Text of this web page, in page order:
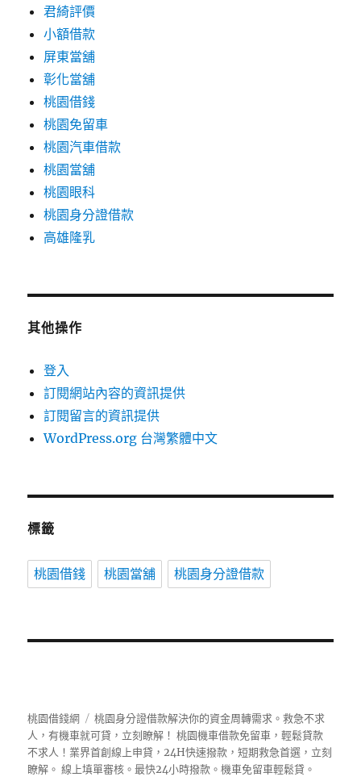
君綺評價
小額借款
屏東當舖
彰化當舖
桃園借錢
桃園免留車
桃園汽車借款
桃園當舖
桃園眼科
桃園身分證借款
高雄隆乳
其他操作
登入
訂閱網站內容的資訊提供
訂閱留言的資訊提供
WordPress.org 台灣繁體中文
標籤
桃園借錢 桃園當舖 桃園身分證借款
桃園借錢網
桃園身分證借款解決你的資金周轉需求。救急不求
人，有機車就可貸，立刻瞭解！ 桃園機車借款免留車，輕鬆貸款
不求人！業界首創線上申貸，24H快速撥款，短期救急首選，立刻
瞭解。 線上填單審核。最快24小時撥款。機車免留車輕鬆貸。